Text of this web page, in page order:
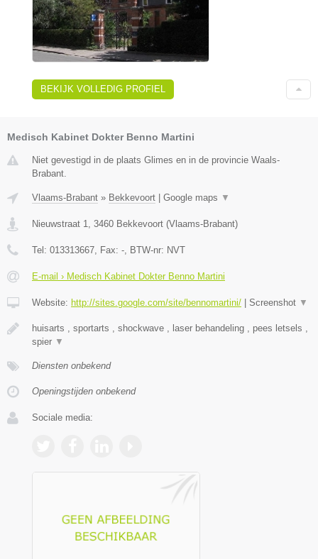
BEKIJK VOLLEDIG PROFIEL
Medisch Kabinet Dokter Benno Martini
Niet gevestigd in de plaats Glimes en in de provincie Waals-
Brabant.
Vlaams-Brabant » Bekkevoort Google maps ▼
Nieuwstraat 1 3460 Bekkevoort (Vlaams-Brabant)
Tel: 013313667 , Fax: - , BTW-nr: NVT
E-mail › Medisch Kabinet Dokter Benno Martini
Website: http://sites.google.com/site/bennomartini/ Screenshot ▼
huisarts , sportarts , shockwave , laser behandeling , pees letsels ,
spier ▼
Diensten onbekend
Openingstijden onbekend
Sociale media: